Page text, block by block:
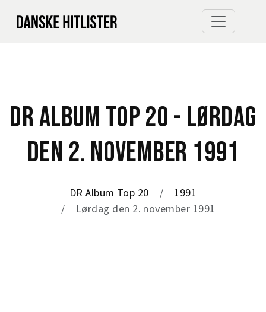
DR ALBUM TOP 20 - LØRDAG
DEN 2. NOVEMBER 1991
DR Album Top 20
1991
Lørdag den 2. november 1991